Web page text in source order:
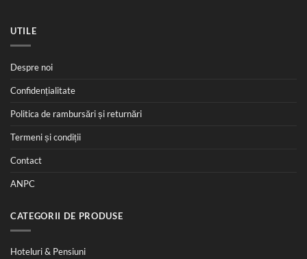
UTILE
Despre noi
Confidențialitate
Politica de rambursări și returnări
Termeni și condiții
Contact
ANPC
CATEGORII DE PRODUSE
Hoteluri & Pensiuni